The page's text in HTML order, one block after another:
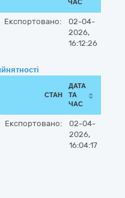
ЧАС
Експортовано:
02-04-
2026,
16:12:26
СТАН
ДАТА
ТА
ЧАС
Експортовано:
02-04-
2026,
16:04:17